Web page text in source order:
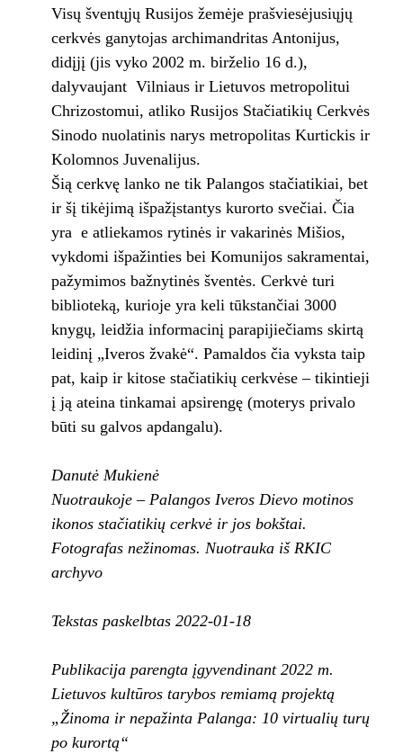
Visų šventųjų Rusijos žemėje prašviesėjusiųjų
cerkvės ganytojas archimandritas Antonijus,
didįjį (jis vyko 2002 m. birželio 16 d.),
dalyvaujant Vilniaus ir Lietuvos metropolitui
Chrizostomui, atliko Rusijos Stačiatikių Cerkvės
Sinodo nuolatinis narys metropolitas Kurtickis ir
Kolomnos Juvenalijus.
Šią cerkvę lanko ne tik Palangos stačiatikiai, bet
ir šį tikėjimą išpažįstantys kurorto svečiai. Čia
yra e atliekamos rytinės ir vakarinės Mišios,
vykdomi išpažinties bei Komunijos sakramentai,
pažymimos bažnytinės šventės. Cerkvė turi
biblioteką, kurioje yra keli tūkstančiai 3000
knygų, leidžia informacinį parapijiečiams skirtą
leidinį „Iveros žvakė“. Pamaldos čia vyksta taip
pat, kaip ir kitose stačiatikių cerkvėse – tikintieji
į ją ateina tinkamai apsirengę (moterys privalo
būti su galvos apdangalu).
Danutė Mukienė
Nuotraukoje – Palangos Iveros Dievo motinos
ikonos stačiatikių cerkvė ir jos bokštai.
Fotografas nežinomas. Nuotrauka iš RKIC
archyvo
Tekstas paskelbtas 2022-01-18
Publikacija parengta įgyvendinant 2022 m.
Lietuvos kultūros tarybos remiamą projektą
„Žinoma ir nepažinta Palanga: 10 virtualių turų
po kurortą“